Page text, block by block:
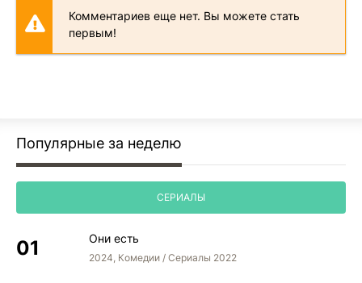
Комментариев еще нет. Вы можете стать
первым!
Популярные за неделю
СЕРИАЛЫ
Они есть
2024, Комедии / Сериалы 2022